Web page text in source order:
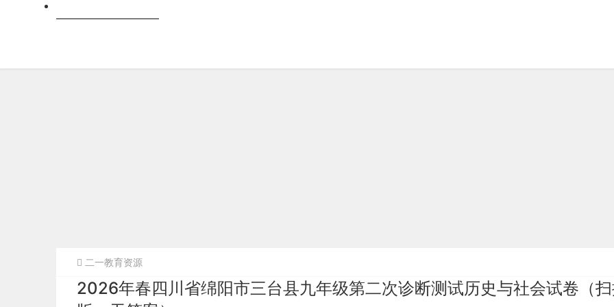
二一教育资源
2026年春四川省绵阳市三台县九年级第二次诊断测试历史与社会试卷（